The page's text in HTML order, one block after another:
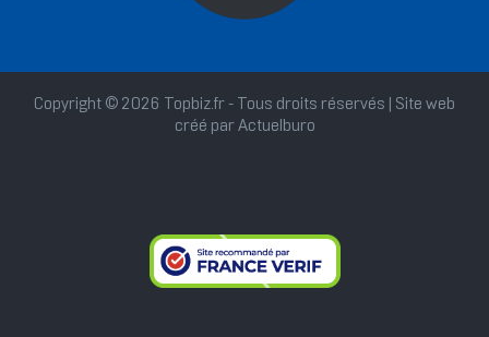
Copyright © 2026 Topbiz.fr - Tous droits réservés | Site web
créé par Actuelburo